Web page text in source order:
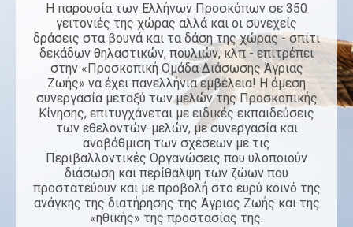
Η παρουσία των Ελλήνων Προσκόπων σε 350
γειτονιές της χώρας αλλά και οι συνεχείς
δράσεις στα βουνά και τα δάση της χώρας - σπίτι
δεκάδων θηλαστικών, πουλιών, κλπ - επιτρέπει
στην «Προσκοπική Ομάδα Διάσωσης Άγριας
Ζωής» να έχει πανελλήνια εμβέλεια! Η άμεση
συνεργασία μεταξύ των μελών της Προσκοπικής
Κίνησης, επιτυγχάνεται με ειδικές εκπαιδεύσεις
των εθελοντών-μελών, με συνεργασία και
αναβάθμιση των σχέσεων με τις
Περιβαλλοντικές Οργανώσεις που υλοποιούν
διάσωση και περίθαλψη των ζώων που
προστατεύουν και με προβολή στο ευρύ κοινό της
ανάγκης της διατήρησης της Άγριας Ζωής και της
«ηθικής» της προστασίας της.